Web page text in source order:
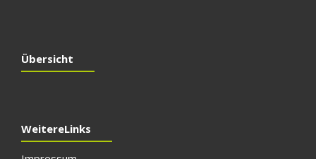
Übersicht
Weitere Links